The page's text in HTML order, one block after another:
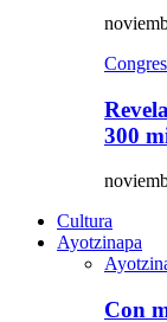
300
Cultura
Ayotzinapa
Con